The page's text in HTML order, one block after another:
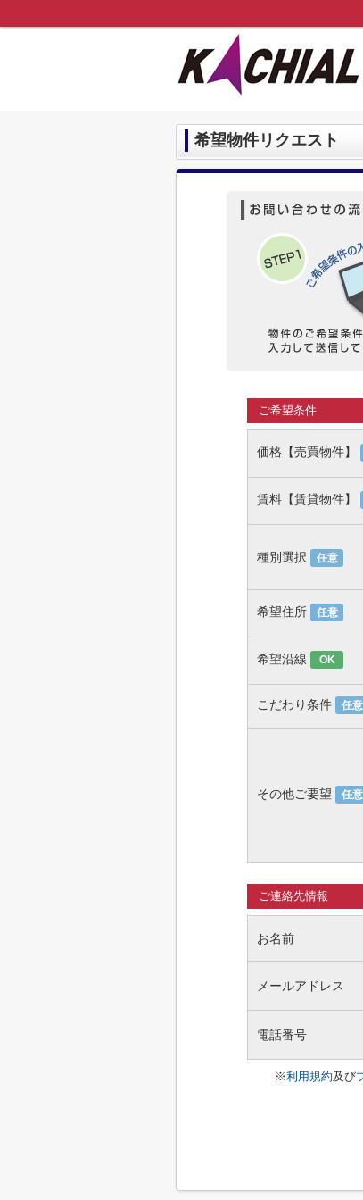
希望物件リクエスト
ご希望条件
価格【売買物件】
賃料【賃貸物件】
種別選択 任意
希望住所 任意
希望沿線 OK
こだわり条件 任意
その他ご要望 任意
ご連絡先情報
お名前
メールアドレス
電話番号
※利用規約及び